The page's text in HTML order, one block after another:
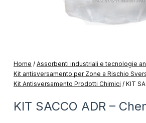
Home / Assorbenti industriali e tecnologie
Kit antisversamento per Zone a Rischio
Kit Antisversamento Prodotti Chimici / KIT
KIT SACCO ADR –